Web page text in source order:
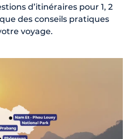
d’itinéraires pour 1, 2
des conseils pratiques
voyage.